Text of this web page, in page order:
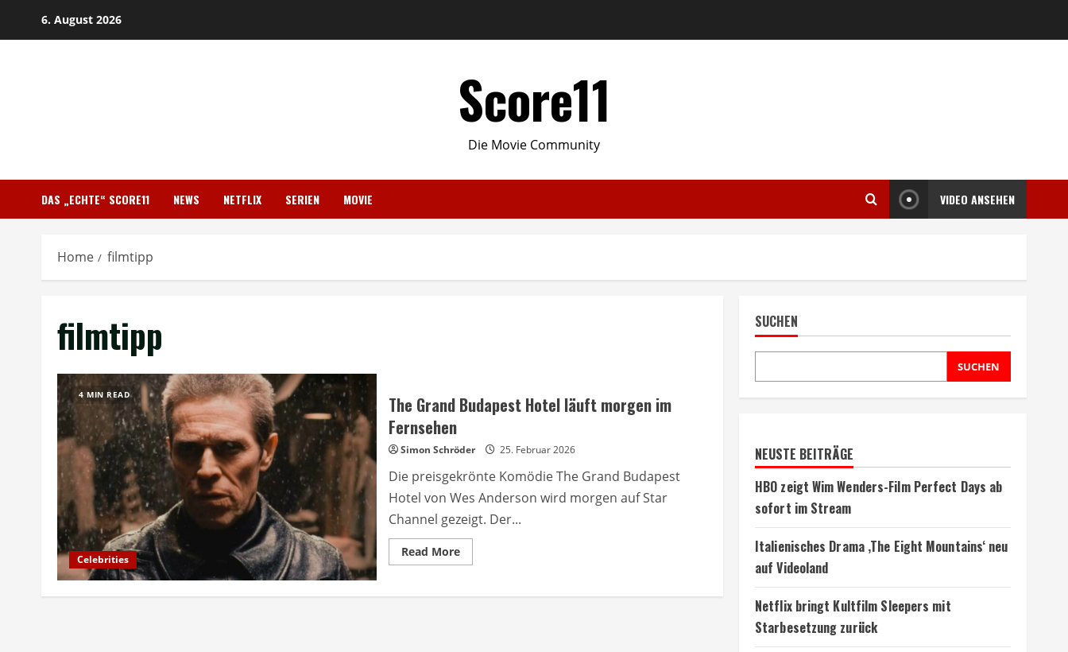
6. August 2026
Score11
Die Movie Community
DAS „ECHTE“ SCORE11 NEWS NETFLIX SERIEN MOVIE VIDEO ANSEHEN
Home filmtipp
filmtipp
4 MIN READ
Celebrities
The Grand Budapest Hotel läuft morgen im
Fernsehen
Simon Schröder 25. Februar 2026
Die preisgekrönte Komödie The Grand Budapest
Hotel von Wes Anderson wird morgen auf Star
Channel gezeigt. Der...
Read MoreRead
more
Grand
SUCHEN
SUCHEN
NEUSTE BEITRÄGE
HBO zeigt Wim Wenders-Film Perfect Days ab
sofort im Stream
Italienisches Drama ‚The Eight Mountains‘ neu
auf Videoland
Netflix bringt Kultfilm Sleepers mit
Starbesetzung zurück